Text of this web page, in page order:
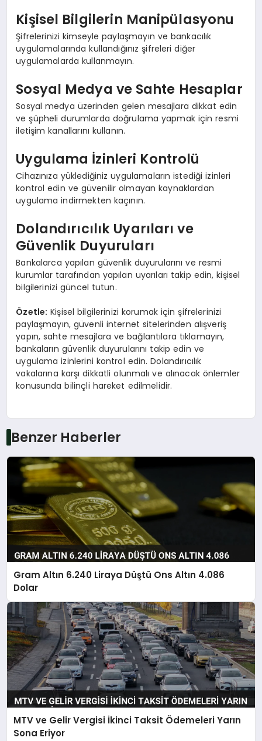
Kişisel Bilgilerin Manipülasyonu
Şifrelerinizi kimseyle paylaşmayın ve bankacılık
uygulamalarında kullandığınız şifreleri diğer
uygulamalarda kullanmayın.
Sosyal Medya ve Sahte Hesaplar
Sosyal medya üzerinden gelen mesajlara dikkat edin
ve şüpheli durumlarda doğrulama yapmak için resmi
iletişim kanallarını kullanın.
Uygulama İzinleri Kontrolü
Cihazınıza yüklediğiniz uygulamaların istediği izinleri
kontrol edin ve güvenilir olmayan kaynaklardan
uygulama indirmekten kaçının.
Dolandırıcılık Uyarıları ve
Güvenlik Duyuruları
Bankalarca yapılan güvenlik duyurularını ve resmi
kurumlar tarafından yapılan uyarıları takip edin, kişisel
bilgilerinizi güncel tutun.
Özetle: Kişisel bilgilerinizi korumak için şifrelerinizi
paylaşmayın, güvenli internet sitelerinden alışveriş
yapın, sahte mesajlara ve bağlantılara tıklamayın,
bankaların güvenlik duyurularını takip edin ve
uygulama izinlerini kontrol edin. Dolandırıcılık
vakalarına karşı dikkatli olunmalı ve alınacak önlemler
konusunda bilinçli hareket edilmelidir.
Benzer Haberler
Gram Altın 6.240 Liraya Düştü Ons Altın 4.086
Dolar
MTV ve Gelir Vergisi İkinci Taksit Ödemeleri Yarın
Sona Eriyor